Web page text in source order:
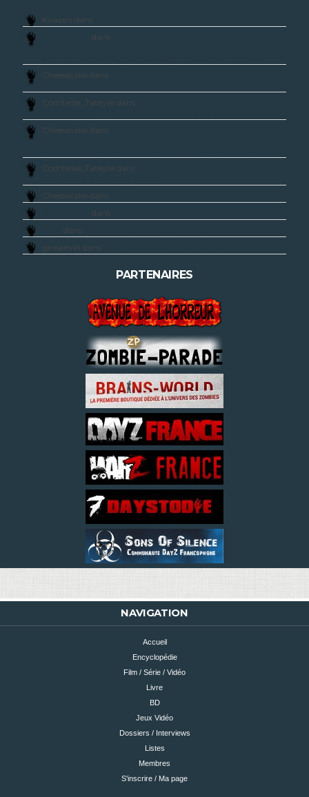
Kirazen dans
dans
Cheesecake dans
Comtesse_Tateyre dans
Cheesecake dans
Comtesse_Tateyre dans
Cheesecake dans
dans
dans
groskévin dans
PARTENAIRES
NAVIGATION
Accueil
Encyclopédie
Film / Série / Vidéo
Livre
BD
Jeux Vidéo
Dossiers / Interviews
Listes
Membres
S'inscrire / Ma page